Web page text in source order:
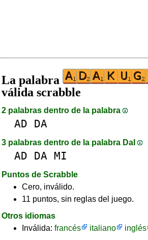
La palabra
válida scrabble
2 palabras dentro de la palabra
AD DA
3 palabras dentro de la palabra DaI
AD DA MI
Puntos de Scrabble
Cero, inválido.
11 puntos, sin reglas del juego.
Otros idiomas
Inválida: francés italiano inglés